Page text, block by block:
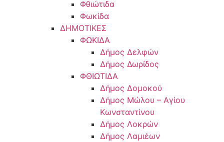
Φθιώτιδα
Φωκίδα
ΔΗΜΟΤΙΚΕΣ
ΦΩΚΙΔΑ
Δήμος Δελφών
Δήμος Δωρίδος
ΦΘΙΩΤΙΔΑ
Δήμος Δομοκού
Δήμος Μώλου – Αγίου
Κωνσταντίνου
Δήμος Λοκρών
Δήμος Λαμιέων